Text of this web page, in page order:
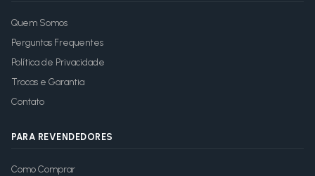
Quem Somos
Perguntas Frequentes
Política de Privacidade
Trocas e Garantia
Contato
PARA REVENDEDORES
Como Comprar